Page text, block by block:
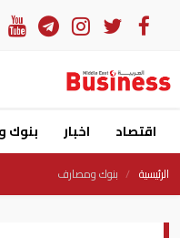
اقتصاد اخبار بنوك
الرئيسية بنوك ومصارف